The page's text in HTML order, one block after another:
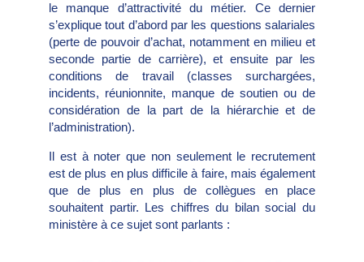
le manque d’attractivité du métier. Ce dernier
s’explique tout d’abord par les questions salariales
(perte de pouvoir d’achat, notamment en milieu et
seconde partie de carrière), et ensuite par les
conditions de travail (classes surchargées,
incidents, réunionnite, manque de soutien ou de
considération de la part de la hiérarchie et de
l’administration).
Il est à noter que non seulement le recrutement
est de plus en plus difficile à faire, mais également
que de plus en plus de collègues en place
souhaitent partir. Les chiffres du bilan social du
ministère à ce sujet sont parlants :